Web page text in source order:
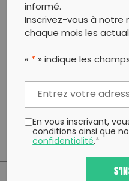
11ème d’un ensemble
ramassages de déchets
Mans et 3 événements
de septembre 2021 à
À votre disposition si
bientôt parce que « Qui
c’est toi, c’est moi, c’est
informé.
Inscrivez-vous à
chaque mois les
« * » indique les
En vous inscrivant,
conditions ainsi que
confidentialité.*